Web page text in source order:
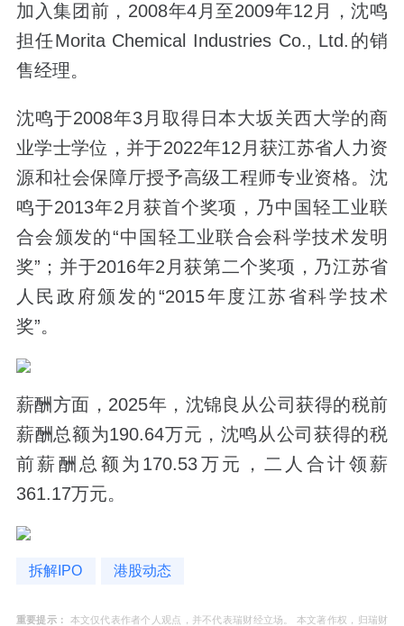
加入集团前，2008年4月至2009年12月，沈鸣
担任Morita Chemical Industries Co., Ltd.的销
售经理。
沈鸣于2008年3月取得日本大坂关西大学的商
业学士学位，并于2022年12月获江苏省人力资
源和社会保障厅授予高级工程师专业资格。沈
鸣于2013年2月获首个奖项，乃中国轻工业联
合会颁发的“中国轻工业联合会科学技术发明
奖”；并于2016年2月获第二个奖项，乃江苏省
人民政府颁发的“2015年度江苏省科学技术
奖”。
薪酬方面，2025年，沈锦良从公司获得的税前
薪酬总额为190.64万元，沈鸣从公司获得的税
前薪酬总额为170.53万元，二人合计领薪
361.17万元。
拆解IPO 港股动态
重要提示：
本文仅代表作者个人观点，并不代表瑞财经立场。 本文著作权，归瑞财